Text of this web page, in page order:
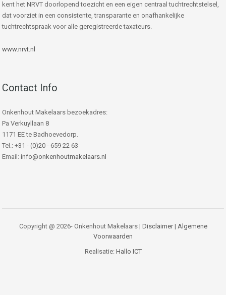
kent het NRVT doorlopend toezicht en een eigen centraal tuchtrechtstelsel,
dat voorziet in een consistente, transparante en onafhankelijke
tuchtrechtspraak voor alle geregistreerde taxateurs.
www.nrvt.nl
Contact Info
Onkenhout Makelaars bezoekadres:
Pa Verkuyllaan 8
1171 EE te Badhoevedorp.
Tel.: +31 - (0)20 - 659 22 63
Email: info@onkenhoutmakelaars.nl
Copyright @ 2026- Onkenhout Makelaars | Disclaimer| Algemene
Voorwaarden
Realisatie: Hallo ICT